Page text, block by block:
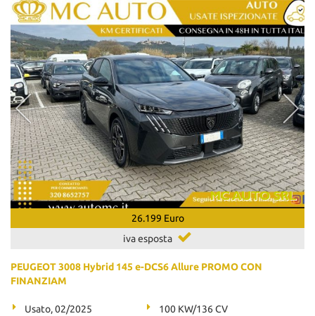
26.199 Euro
iva esposta
PEUGEOT 3008 Hybrid 145 e-DCS6 Allure PROMO CON
FINANZIAM
Usato, 02/2025
100 KW/136 CV